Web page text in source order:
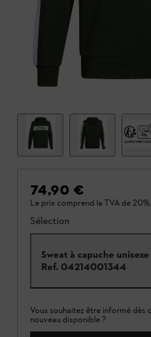
74,90 €
Le prix comprend la TVA de 20%.
Sélection
Sweat à capuche
Ref. 04214001344
Vous souhaitez être informé dès
nouveau disponible ?